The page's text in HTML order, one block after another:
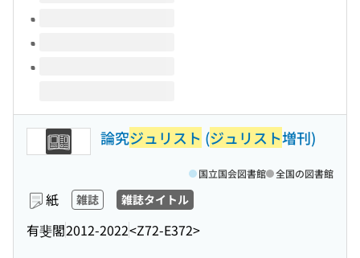
論究ジュリスト (ジュリスト増刊)
紙 雑誌 雑誌タイトル
有斐閣2012-2022<Z72-E372>
国立国会図書館 全国の図書館